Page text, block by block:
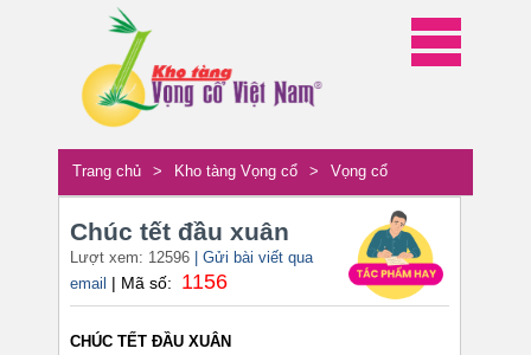
Trang chủ > Kho tàng Vọng cổ > Vọng cổ
Chúc tết đầu xuân
Lượt xem: 12596
| Gửi bài viết qua
email | Mã số: 1156
CHÚC TẾT ĐẦU XUÂN